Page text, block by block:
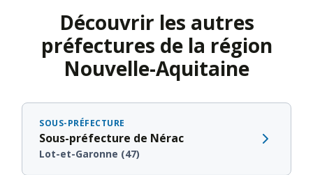
Découvrir les autres
préfectures de la région
Nouvelle-Aquitaine
SOUS-PRÉFECTURE
Sous-préfecture de Nérac
Lot-et-Garonne (47)